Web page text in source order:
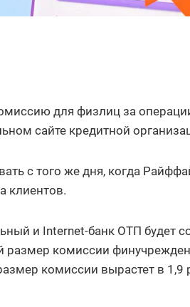
для физлиц за
сайте кредитной
с того же дня, когда
клиентов.
и Internet-банк ОТП будет
комиссии
комиссии вырастет в 1,9